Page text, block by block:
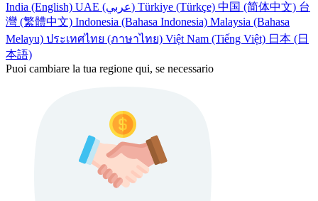
India (English)
UAE (عربي) Türkiye (Türkçe) 中国 (简体中文) 台
灣 (繁體中文) Indonesia (Bahasa Indonesia) Malaysia (Bahasa
Melayu) ประเทศไทย (ภาษาไทย) Việt Nam (Tiếng Việt) 日本 (日
本語)
Puoi cambiare la tua regione qui, se necessario